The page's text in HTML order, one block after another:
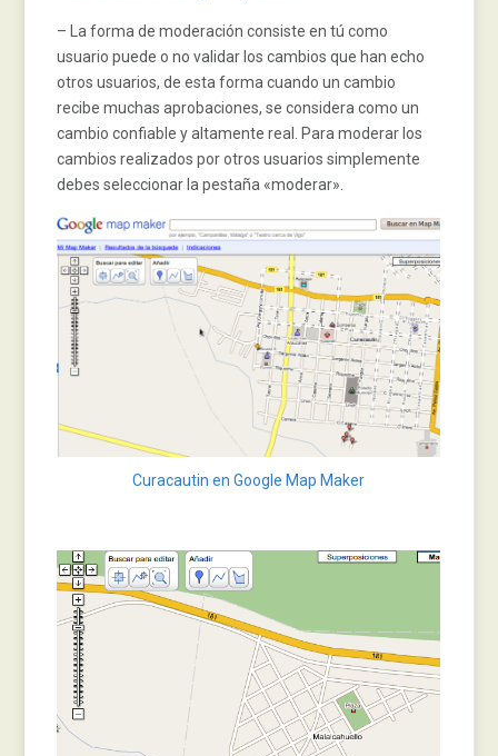
– La forma de moderación consiste en tú como
usuario puede o no validar los cambios que han echo
otros usuarios, de esta forma cuando un cambio
recibe muchas aprobaciones, se considera como un
cambio confiable y altamente real. Para moderar los
cambios realizados por otros usuarios simplemente
debes seleccionar la pestaña «moderar».
Curacautin en Google Map Maker